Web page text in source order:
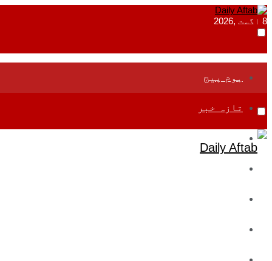
8 اگست ,2026
ہوم پیج
تازہ خبر